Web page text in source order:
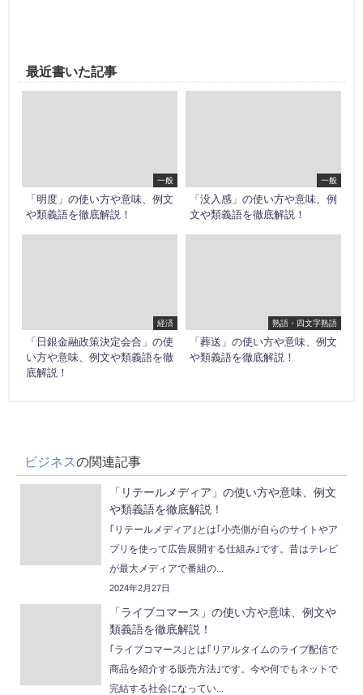
最近書いた記事
一般
「明度」の使い方や意味、例文
や類義語を徹底解説！
一般
「没入感」の使い方や意味、例
文や類義語を徹底解説！
経済
「日銀金融政策決定会合」の使
い方や意味、例文や類義語を徹
底解説！
熟語・四文字熟語
「葬送」の使い方や意味、例文
や類義語を徹底解説！
ビジネスの関連記事
「リテールメディア」の使い方や意味、例文
や類義語を徹底解説！
｢リテールメディア｣とは｢小売側が自らのサイトやア
プリを使って広告展開する仕組み｣です。昔はテレビ
が最大メディアで番組の...
2024年2月27日
「ライブコマース」の使い方や意味、例文や
類義語を徹底解説！
｢ライブコマース｣とは｢リアルタイムのライブ配信で
商品を紹介する販売方法｣です。今や何でもネットで
完結する社会になってい...